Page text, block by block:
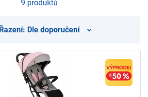
9 produktů
Řazení: Dle doporučení